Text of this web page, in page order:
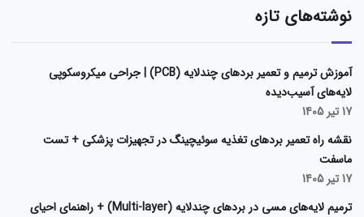
نوشته‌های تازه
آموزش ترمیم و تعمیر بردهای چندلایه (PCB) | جراحی میکروسکوپی
لایه‌های آسیب‌دیده
17 تیر 1405
نقشه راه تعمیر بردهای تغذیه سوئیچینگ در تجهیزات پزشکی + تست
ماسفت
17 تیر 1405
ترمیم لایه‌های مسی در بردهای چندلایه (Multi-layer) + راهنمای احیای